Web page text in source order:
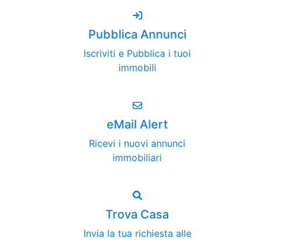
Pubblica Annunci
Iscriviti e Pubblica i tuoi
immobili
eMail Alert
Ricevi i nuovi annunci
immobiliari
Trova Casa
Invia la tua richiesta alle